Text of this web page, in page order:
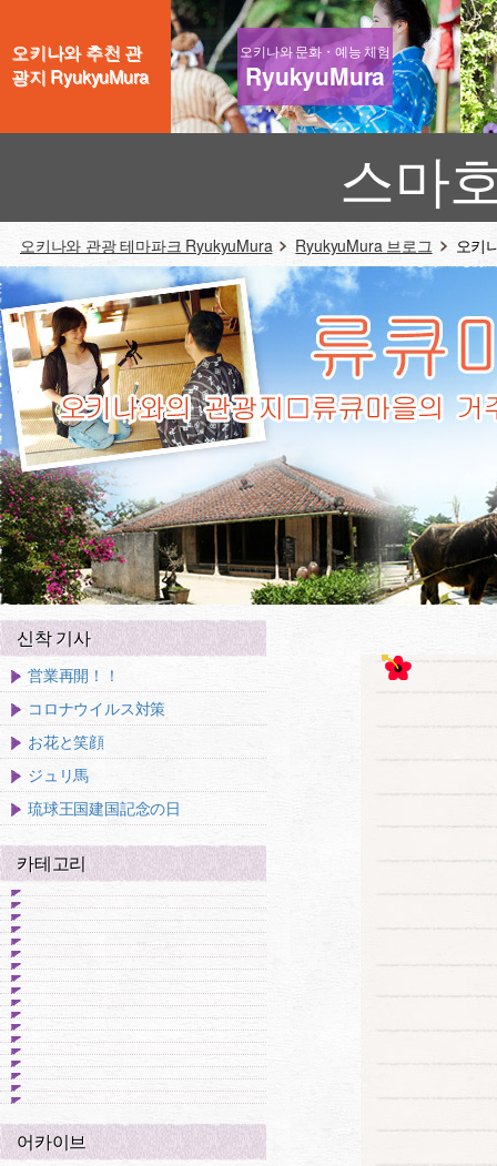
오키나와 추천 관
광지 RyukyuMura
오키나와 문화・예능 체험
RyukyuMura
스마
오키나와 관광 테마파크 RyukyuMura RyukyuMura 브로그 오키
신착 기사
営業再開！！
コロナウイルス対策
お花と笑顔
ジュリ馬
琉球王国建国記念の日
카테고리
어카이브